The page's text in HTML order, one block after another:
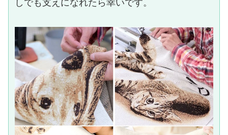
しでも支えになれたら幸いです。